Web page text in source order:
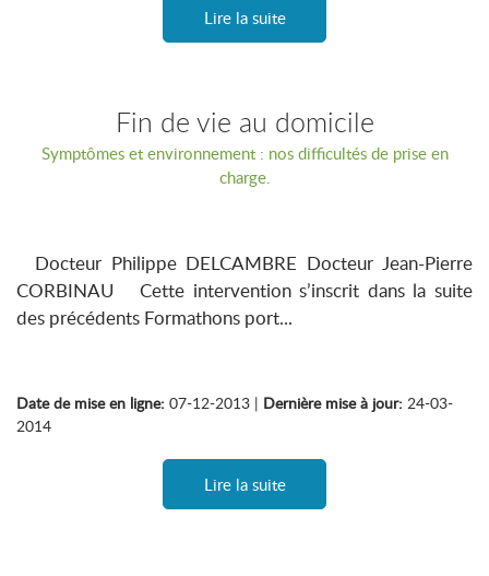
Lire la suite
Fin de vie au domicile
Symptômes et environnement : nos difficultés de prise en
charge.
Docteur Philippe DELCAMBRE Docteur Jean-Pierre
CORBINAU Cette intervention s’inscrit dans la suite
des précédents Formathons port...
Date de mise en ligne: 07-12-2013 | Dernière mise à jour: 24-03-
2014
Lire la suite